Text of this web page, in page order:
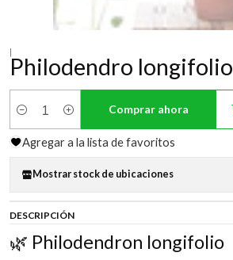
|
Philodendro longifolio
Cantidad
Comprar ahora
Agregar a la lista de favoritos
Mostrar stock de ubicaciones
DESCRIPCIÓN
🌿 Philodendron longifolio